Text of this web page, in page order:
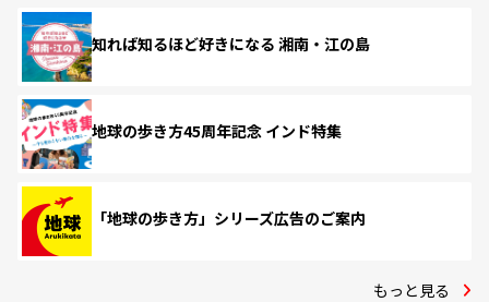
知れば知るほど好きになる 湘南・江の島
地球の歩き方45周年記念 インド特集
「地球の歩き方」シリーズ広告のご案内
もっと見る